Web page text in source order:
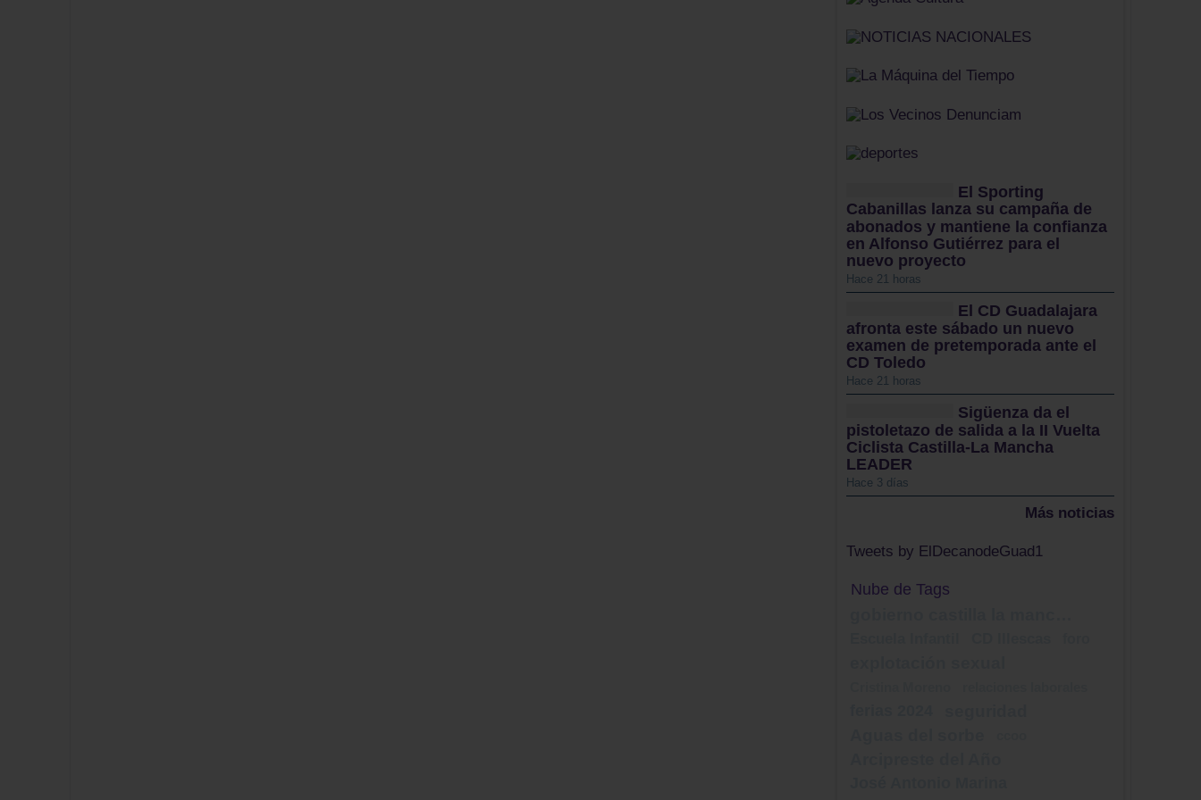
El Sporting
Cabanillas lanza su campaña de
abonados y mantiene la confianza
en Alfonso Gutiérrez para el
nuevo proyecto
Hace 21 horas
El CD Guadalajara
afronta este sábado un nuevo
examen de pretemporada ante el
CD Toledo
Hace 21 horas
Sigüenza da el
pistoletazo de salida a la II Vuelta
Ciclista Castilla-La Mancha
LEADER
Hace 3 días
Más noticias
Tweets by ElDecanodeGuad1
Nube de Tags